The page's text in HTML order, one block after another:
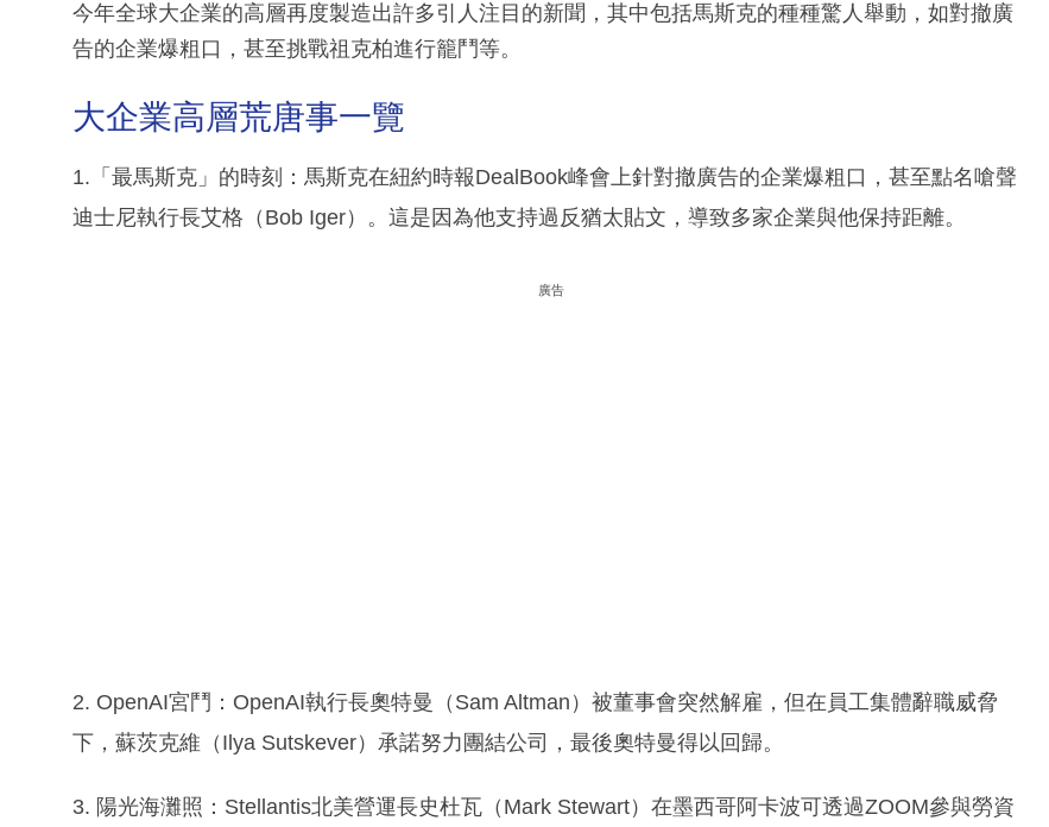
今年全球大企業的高層再度製造出許多引人注目的新聞，其中包括馬斯克的種種驚人舉動，如對撤廣
告的企業爆粗口，甚至挑戰祖克柏進行籠鬥等。
大企業高層荒唐事一覽
1.「最馬斯克」的時刻：馬斯克在紐約時報DealBook峰會上針對撤廣告的企業爆粗口，甚至點名嗆聲
迪士尼執行長艾格（Bob Iger）。這是因為他支持過反猶太貼文，導致多家企業與他保持距離。
廣告
2. OpenAI宮鬥：OpenAI執行長奧特曼（Sam Altman）被董事會突然解雇，但在員工集體辭職威脅
下，蘇茨克維（Ilya Sutskever）承諾努力團結公司，最後奧特曼得以回歸。
3. 陽光海灘照：Stellantis北美營運長史杜瓦（Mark Stewart）在墨西哥阿卡波可透過ZOOM參與勞資